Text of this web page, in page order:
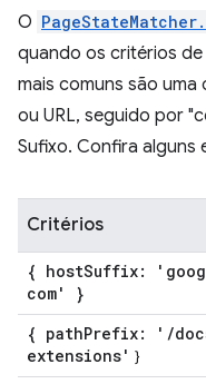
O
quando os critérios
mais comuns são
ou URL, seguido por
Sufixo. Confira alguns
Critérios
{ hostSuffix:
com' }
{ pathPrefix: ' /
extensions' }